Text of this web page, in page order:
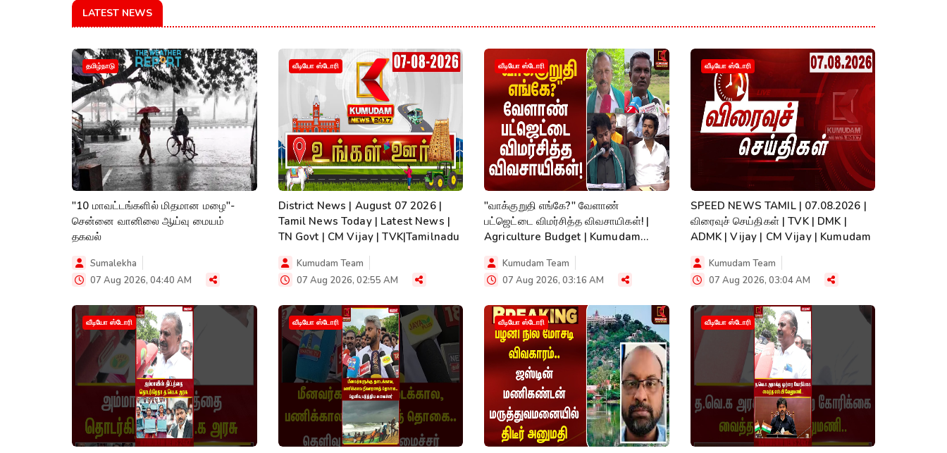
LATEST NEWS
தமிழ்நாடு
"10 மாவட்டங்களில் மிதமான மழை"-
சென்னை வானிலை ஆய்வு மையம்
தகவல்
Sumalekha
07 Aug 2026, 04:40 AM
வீடியோ ஸ்டோரி
District News | August 07 2026 |
Tamil News Today | Latest News |
TN Govt | CM Vijay | TVK|Tamilnadu
Kumudam Team
07 Aug 2026, 02:55 AM
வீடியோ ஸ்டோரி
"வாக்குறுதி எங்கே?" வேளாண்
பட்ஜெட்டை விமர்சித்த விவசாயிகள்! |
Agriculture Budget | Kumudam
Kumudam Team
07 Aug 2026, 03:16 AM
வீடியோ ஸ்டோரி
SPEED NEWS TAMIL | 07.08.2026 |
விரைவுச் செய்திகள் | TVK | DMK |
ADMK | Vijay | CM Vijay | Kumudam
Kumudam Team
07 Aug 2026, 03:04 AM
வீடியோ ஸ்டோரி வீடியோ ஸ்டோரி வீடியோ ஸ்டோரி வீடியோ ஸ்டோரி